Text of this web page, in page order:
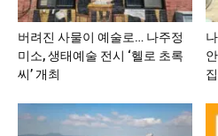
버려진 사물이 예술로… 나주정
미소, 생태예술 전시 ‘헬로 초록
씨’ 개최